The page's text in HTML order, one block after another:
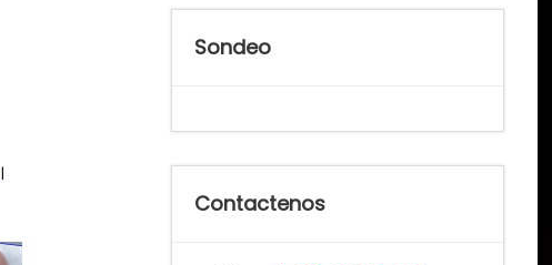
|
Sondeo
Contactenos